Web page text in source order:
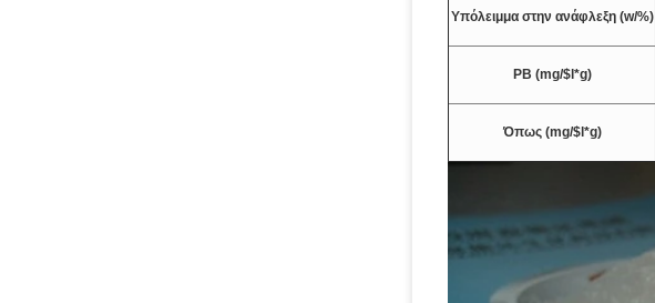
Υπόλειμμα στην ανάφλεξη (w/%)
PB (mg/$l*g)
Όπως (mg/$l*g)